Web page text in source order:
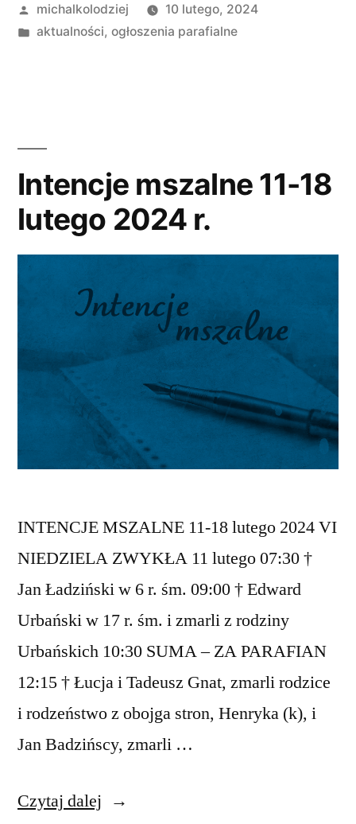
Niedziela
w
lutego
2024
r.”
Opublikowane
przez
michalkolodziej
10 lutego, 2024
Opublikowano
aktualności, ogłoszenia parafialne
Intencje mszalne 11-18
lutego 2024 r.
INTENCJE MSZALNE 11-18 lutego 2024 VI
NIEDZIELA ZWYKŁA 11 lutego 07:30 †
Jan Ładziński w 6 r. śm. 09:00 † Edward
Urbański w 17 r. śm. i zmarli z rodziny
Urbańskich 10:30 SUMA – ZA PARAFIAN
12:15 † Łucja i Tadeusz Gnat, zmarli rodzice
i rodzeństwo z obojga stron, Henryka (k), i
Jan Badzińscy, zmarli …
Czytaj dalej „Intencje